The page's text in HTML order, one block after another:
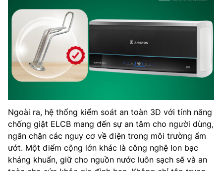
Ngoài ra, hệ thống kiểm soát an toàn 3D với tính năng
chống giật ELCB mang đến sự an tâm cho người dùng,
ngăn chặn các nguy cơ về điện trong môi trường ẩm
ướt. Một điểm cộng lớn khác là công nghệ Ion bạc
kháng khuẩn, giữ cho nguồn nước luôn sạch sẽ và an